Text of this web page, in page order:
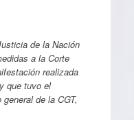
de la Nación
a la Corte
realizada
que tuvo el
de la CGT,